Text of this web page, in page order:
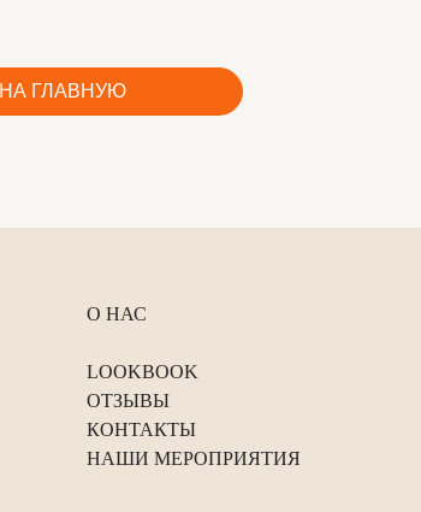
НА ГЛАВНУЮ
О НАС
LOOKBOOK
ОТЗЫВЫ
КОНТАКТЫ
НАШИ МЕРОПРИЯТИЯ